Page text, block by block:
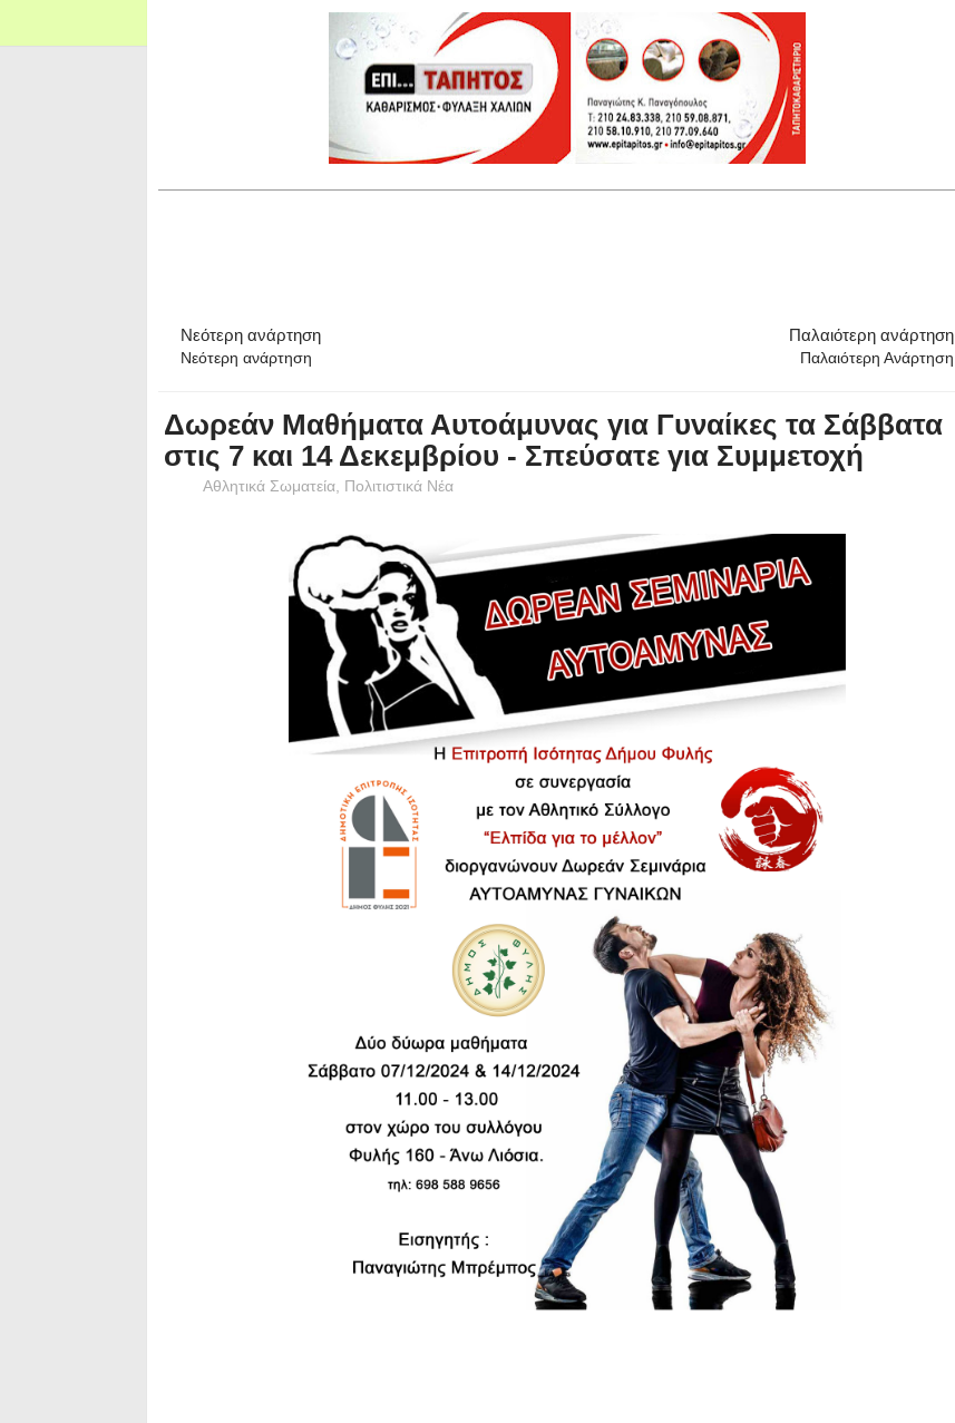
Νεότερη ανάρτηση
Νεότερη ανάρτηση
Παλαιότερη ανάρτηση
Παλαιότερη Ανάρτηση
Δωρεάν Μαθήματα Αυτοάμυνας για Γυναίκες τα Σάββατα
στις 7 και 14 Δεκεμβρίου - Σπεύσατε για Συμμετοχή
Αθλητικά Σωματεία Πολιτιστικά Νέα